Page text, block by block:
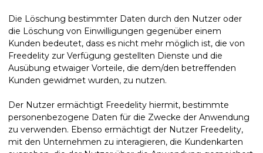
Die Löschung bestimmter Daten durch den Nutzer oder
die Löschung von Einwilligungen gegenüber einem
Kunden bedeutet, dass es nicht mehr möglich ist, die von
Freedelity zur Verfügung gestellten Dienste und die
Ausübung etwaiger Vorteile, die dem/den betreffenden
Kunden gewidmet wurden, zu nutzen.
Der Nutzer ermächtigt Freedelity hiermit, bestimmte
personenbezogene Daten für die Zwecke der Anwendung
zu verwenden. Ebenso ermächtigt der Nutzer Freedelity,
mit den Unternehmen zu interagieren, die Kundenkarten